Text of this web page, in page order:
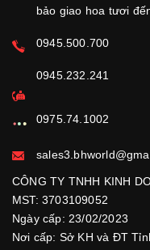
bảo giao hoa tươi
0945.500.700
0945.232.241
0975.74.1002
CÔNG TY TNHH KINH
MST: 3703109052
Ngày cấp: 23/02/2023
Nơi cấp: Sở KH và ĐT